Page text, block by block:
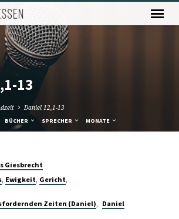
13
Daniel 12,1-13
BÜCHER SPRECHER MONATE
Giesbrecht
, Ewigkeit, Gericht,
Zeiten (Daniel), Daniel